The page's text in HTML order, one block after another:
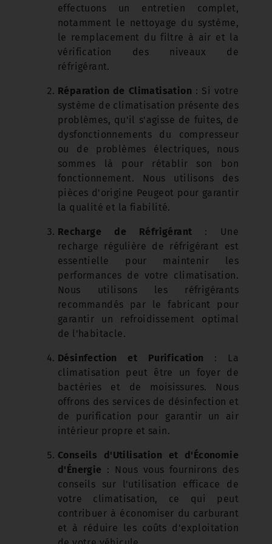
effectuons un entretien complet,
notamment le nettoyage du système,
le remplacement du filtre à air et la
vérification des niveaux de
réfrigérant.
Réparation de Climatisation : Si votre
système de climatisation présente des
problèmes, qu'il s'agisse de fuites, de
dysfonctionnements du compresseur
ou de problèmes électriques, nous
sommes là pour rétablir son bon
fonctionnement. Nous utilisons des
pièces d'origine Peugeot pour garantir
la qualité et la fiabilité.
Recharge de Réfrigérant : Une
recharge régulière de réfrigérant est
essentielle pour maintenir les
performances de votre climatisation.
Nous utilisons les réfrigérants
recommandés par le fabricant pour
garantir un refroidissement optimal
de l'habitacle.
Désinfection et Purification : La
climatisation peut être un foyer de
bactéries et de moisissures. Nous
offrons des services de désinfection et
de purification pour garantir un air
intérieur propre et sain.
Conseils d'Utilisation et d'Économie
d'Énergie : Nous vous fournirons des
conseils sur l'utilisation efficace de
votre climatisation, ce qui peut
contribuer à économiser du carburant
et à réduire les coûts d'exploitation